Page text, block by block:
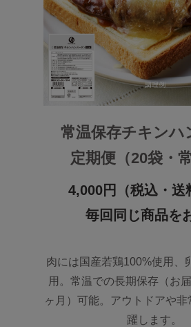
常温保存チキンハ
定期便（20袋・
4,000円（税込・送
毎回同じ商品を
肉には国産若鶏100%使用、
用。常温での長期保存（お
ヶ月）可能。アウトドアや
躍します。